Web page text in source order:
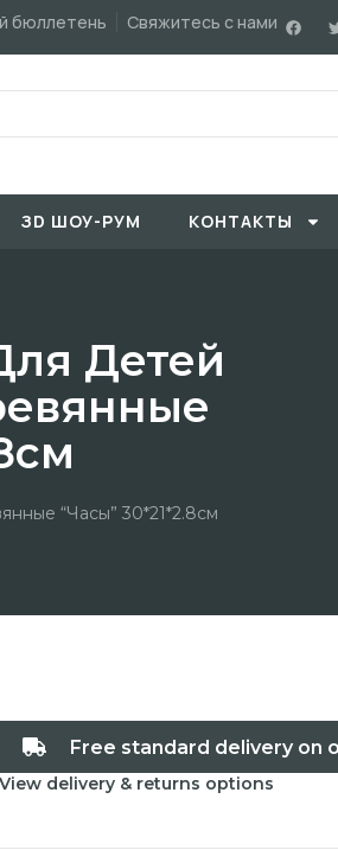
бюллетень Свяжитесь с нами
ЗD ШОУ-РУМ KОНТАКТЫ
Детей
“часы” 30*21*2.8см
Free standard delivery on
View delivery & returns options